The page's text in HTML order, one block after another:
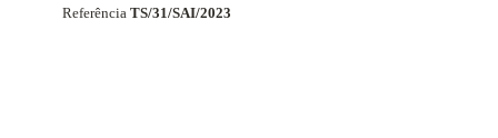
ReferênciaTS/31/SAI/2023